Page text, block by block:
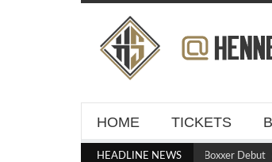
HOME TICKETS
HEADLINE NEWS
Kraus Blasts Out Crighton in Statement Boxxer Debut